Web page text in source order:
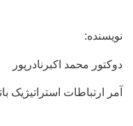
نویسنده:
دوکتور محمد اکبرنادرپور
آمر ارتباطات استراتیژیک